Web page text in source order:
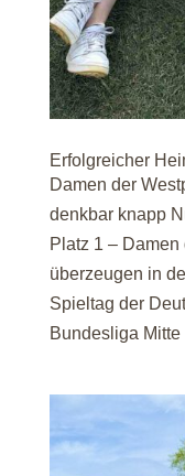
Erfolgreicher
Damen der
denkbar knapp
Platz 1 –
überzeugen in
Spieltag der
Bundesliga